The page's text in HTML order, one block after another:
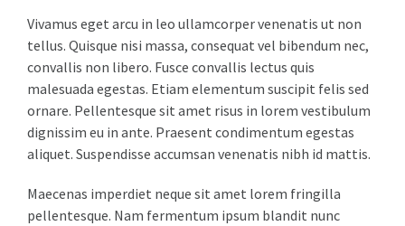
Vivamus eget arcu in leo ullamcorper venenatis ut non
tellus. Quisque nisi massa, consequat vel bibendum nec,
convallis non libero. Fusce convallis lectus quis
malesuada egestas. Etiam elementum suscipit felis sed
ornare. Pellentesque sit amet risus in lorem vestibulum
dignissim eu in ante. Praesent condimentum egestas
aliquet. Suspendisse accumsan venenatis nibh id mattis.
Maecenas imperdiet neque sit amet lorem fringilla
pellentesque. Nam fermentum ipsum blandit nunc